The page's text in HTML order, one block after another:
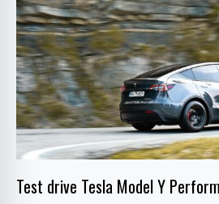
Test drive Tesla Model Y
Model
Y
Performance